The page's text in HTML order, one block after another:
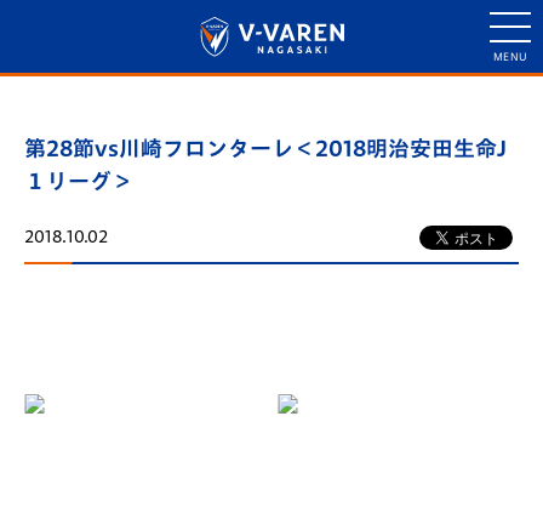
第28節vs川崎フロンターレ＜2018明治安田生命J
１リーグ＞
2018.10.02